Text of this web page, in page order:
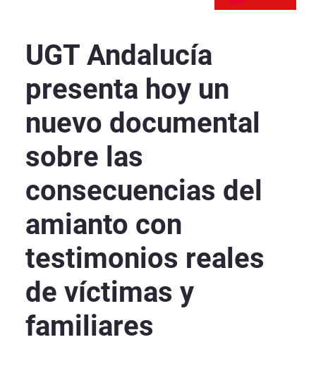
UGT Andalucía
presenta hoy un
nuevo documental
sobre las
consecuencias del
amianto con
testimonios reales
de víctimas y
familiares